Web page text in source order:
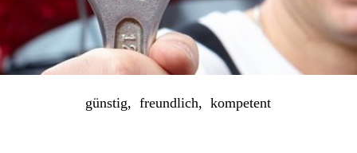
günstig, freundlich, kompetent